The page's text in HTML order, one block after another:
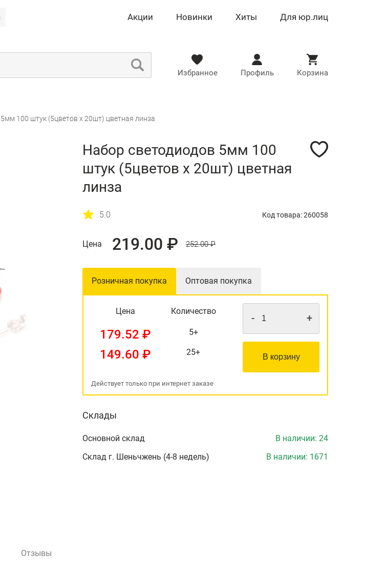
Акции Новинки Хиты Для юр.лиц
Избранное Профиль Корзина
100 штук (5цветов х 20шт) цветная линза
Набор светодиодов 5мм 100
штук (5цветов х 20шт) цветная
линза
5.0 Код товара: 260058
Цена 219.00 ₽ 252.00 ₽
Розничная покупка Оптовая покупка
Цена Количество
179.52 ₽ 5+
149.60 ₽ 25+
- +
В корзину
Действует только при интернет заказе
Склады
Основной склад В наличии: 24
Склад г. Шеньчжень (4-8 недель)
В наличии: 1671
Отзывы